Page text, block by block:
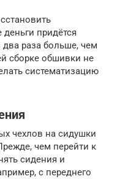
придётся
два раза больше, чем
сборке обшивки не
систематизацию
чехлов на сидушки
чем перейти к
сидения и
с переднего